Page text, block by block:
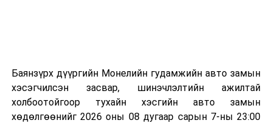
болон дулааны эрчим хүч үйлдвэрлэхэд ашиглаж
болдог. Зарим технологийн хувьд шаталтын дараа
үлдэх үнснээс фосфор зэрэг ашигт эрдсийг сэргээн
авах боломжтой аж.
Баянзүрх дүүргийн Монелийн гудамжийн авто замын
хэсэгчилсэн засвар, шинэчлэлтийн ажилтай
холбоотойгоор тухайн хэсгийн авто замын
хөдөлгөөнийг 2026 оны 08 дугаар сарын 7-ны 23:00